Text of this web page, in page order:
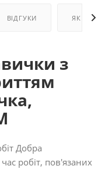
ВІДГУКИ ЯК
з
Добра
робіт, пов'язаних